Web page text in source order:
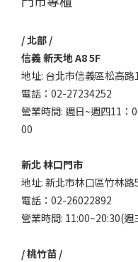
/ 北部 /
信義 新天地 A8 5F
地址: 台北市信義區松高
電話：02-27234252
營業時間: 週日~週四11：
00
新北 林口門市
地址: 新北市林口區竹林路
電話：02-26022892
營業時間: 11:00~20:30(週
/ 桃竹苗 /